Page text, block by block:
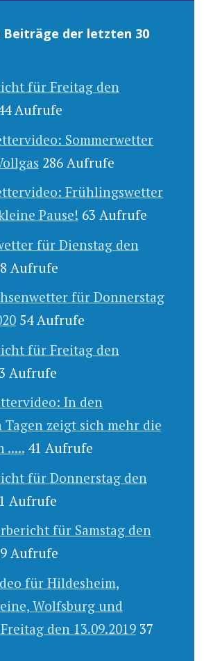
der letzten 30
für Freitag den
Aufrufe
Sommerwetter
286 Aufrufe
Frühlingswetter
Pause! 63 Aufrufe
für Dienstag den
Aufrufe
für Donnerstag
54 Aufrufe
für Freitag den
Aufrufe
In den
Tagen zeigt sich mehr die
..... 41 Aufrufe
für Donnerstag den
Aufrufe
für Samstag den
Aufrufe
für Hildesheim,
Wolfsburg und
den 13.09.2019 37